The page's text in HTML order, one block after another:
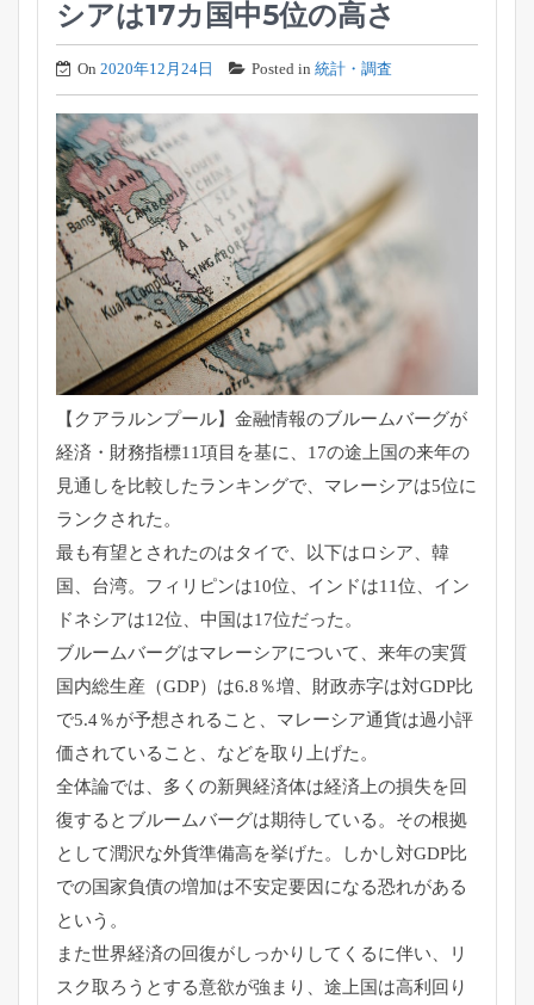
シアは17カ国中5位の高さ
On 2020年12月24日 Posted in 統計・調査
【クアラルンプール】金融情報のブルームバーグが
経済・財務指標11項目を基に、17の途上国の来年の
見通しを比較したランキングで、マレーシアは5位に
ランクされた。
最も有望とされたのはタイで、以下はロシア、韓
国、台湾。フィリピンは10位、インドは11位、イン
ドネシアは12位、中国は17位だった。
ブルームバーグはマレーシアについて、来年の実質
国内総生産（GDP）は6.8％増、財政赤字は対GDP比
で5.4％が予想されること、マレーシア通貨は過小評
価されていること、などを取り上げた。
全体論では、多くの新興経済体は経済上の損失を回
復するとブルームバーグは期待している。その根拠
として潤沢な外貨準備高を挙げた。しかし対GDP比
での国家負債の増加は不安定要因になる恐れがある
という。
また世界経済の回復がしっかりしてくるに伴い、リ
スク取ろうとする意欲が強まり、途上国は高利回り